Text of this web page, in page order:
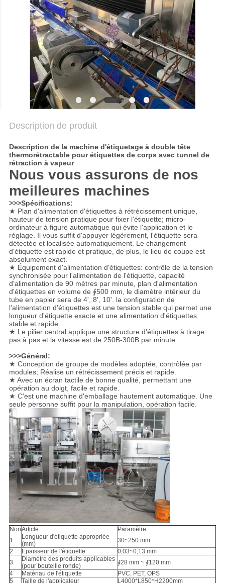
Description de produit
Description de la machine d'étiquetage à double tête
thermorétractable pour étiquettes de corps avec tunnel de
rétraction à vapeur
Nous vous assurons de nos
meilleures machines
>>>Spécifications:
★ Plan d'alimentation d'étiquettes à rétrécissement unique,
hauteur de tension pratique pour fixer l'étiquette; micro-
ordinateur à figure automatique qui évite l'application et le
réglage. Il vous suffit d'appuyer légèrement, l'étiquette sera
détectée et localisée automatiquement. Le changement
d'étiquette est rapide et pratique, de plus, le lieu de coupe est
absolument exact.
★ Équipement d'alimentation d'étiquettes: contrôle de la tension
synchronisée pour l'alimentation de l'étiquette, capacité
d'alimentation de 90 mètres par minute, plan d'alimentation
d'étiquettes en volume de ∮500 mm, le diamètre intérieur du
tube en papier sera de 4', 8', 10'. la configuration de
l'alimentation d'étiquettes est une tension stable qui permet une
longueur d'étiquette exacte et une alimentation d'étiquettes
stable et rapide.
★ Le pilier central applique une structure d'étiquettes à tirage
pas à pas et la vitesse est de 250B-300B par minute.
>>>Général:
★ Conception de groupe de modèles adoptée, contrôlée par
modules; Réalise un rétrécissement précis et rapide.
★ Avec un écran tactile de bonne qualité, permettant une
opération au doigt, facile et rapide.
★ C'est une machine d'emballage hautement automatique. Une
seule personne suffit pour la manipulation, opération facile.
NonArticle
Paramètre
1
Longueur d'étiquette appropriée
(mm)
30~250 mm
2
Épaisseur de l'étiquette
0,03~0,13 mm
3
Diamètre des produits applicables
(pour bouteille ronde)
∮28 mm ~ ∮120 mm
4
Matériau de l'étiquette
PVC, PET, OPS
5
Taille de l'applicateur L4000*L850*H2200mm